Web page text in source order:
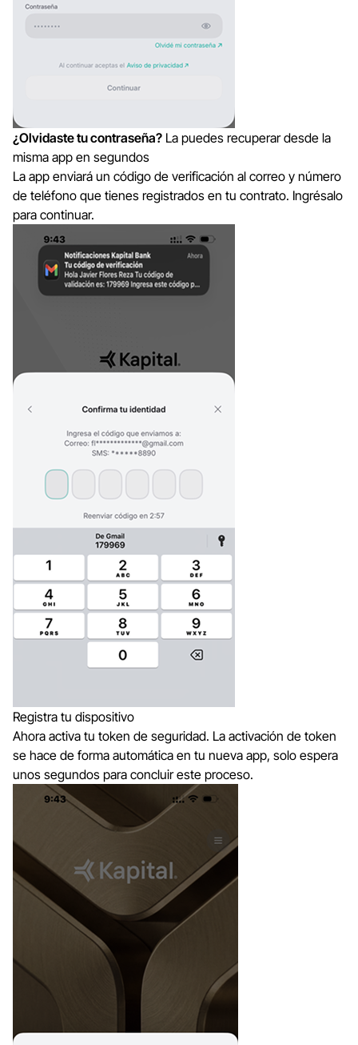
¿Olvidaste tu contraseña? La puedes recuperar desde la
misma app en segundos
La app enviará un código de verificación al correo y número
de teléfono que tienes registrados en tu contrato. Ingrésalo
para continuar.
Registra tu dispositivo
Ahora activa tu token de seguridad. La activación de token
se hace de forma automática en tu nueva app, solo espera
unos segundos para concluir este proceso.